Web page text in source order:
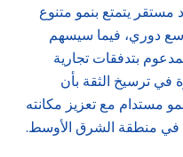
مستقر يتمتع بنمو متنوع
دوري، فيما سيسهم
بتدفقات تجارية
في ترسيخ الثقة بأن
مستدام مع تعزيز مكانته
في منطقة الشرق الأوسط.